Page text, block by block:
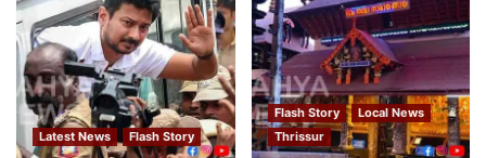
Latest News Flash Story
Flash Story
Local News
Thrissur